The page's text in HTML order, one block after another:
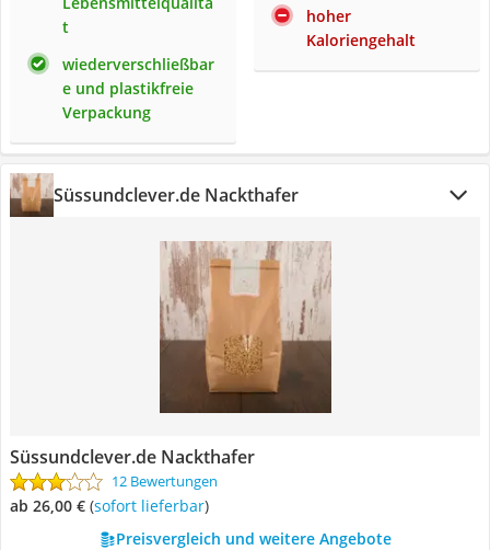
t
wiederverschließbar
e und plastikfreie
Verpackung
hoher
Kaloriengehalt
Süssundclever.de Nackthafer
Süssundclever.de Nackthafer
12 Bewertungen
ab 26,00 € ( Sofort lieferbar)
Preisvergleich und weitere Angebote